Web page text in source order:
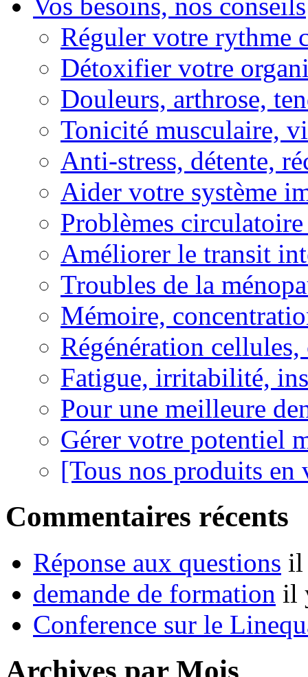
Réguler votre rythme
Détoxifier votre
Douleurs, arthrose,
Tonicité musculaire,
Anti-stress, détente,
Aider votre système
Problèmes
Améliorer le transit
Troubles de la
Mémoire,
Régénération
Fatigue, irritabilité,
Pour une meilleure
Gérer votre potentiel
[Tous nos produits en
Commentaires récents
Réponse aux questions il
demande de formation il
Conference sur le
Archives par Mois